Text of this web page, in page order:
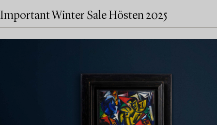
Important Winter Sale Hösten 2025